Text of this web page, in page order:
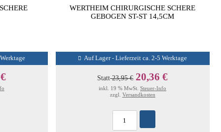
WERTHEIM CHIRURGISCHE SCHERE
GEBOGEN ST-ST 14,5CM
Auf Lager - Lieferzeit ca. 2-5 Werktage
Statt23,95 € 20,36 €
inkl. 19 % MwSt.Steuer-Info
zzgl. Versandkosten